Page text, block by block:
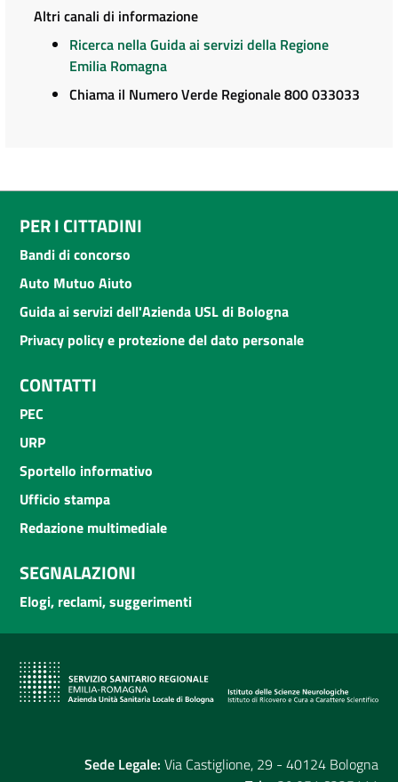
Altri canali di informazione
Ricerca nella Guida ai servizi della Regione
Emilia Romagna
Chiama il Numero Verde Regionale 800 033033
PER I CITTADINI
Bandi di concorso
Auto Mutuo Aiuto
Guida ai servizi dell'Azienda USL di Bologna
Privacy policy e protezione del dato personale
CONTATTI
PEC
URP
Sportello informativo
Ufficio stampa
Redazione multimediale
SEGNALAZIONI
Elogi, reclami, suggerimenti
Sede Legale: Via Castiglione, 29 - 40124 Bologna